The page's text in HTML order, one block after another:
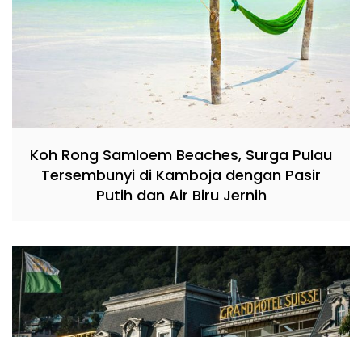
Koh Rong Samloem Beaches, Surga Pulau
Tersembunyi di Kamboja dengan Pasir
Putih dan Air Biru Jernih